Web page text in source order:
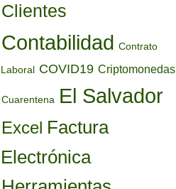
Clientes
Contabilidad Contrato
Laboral COVID19 Criptomonedas
Cuarentena El Salvador
Excel Factura
Electrónica